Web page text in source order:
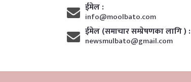
ईमेल :
info@moolbato.com
ईमेल (समाचार सम्प्रेषणका लागि ) :
newsmulbato@gmail.com